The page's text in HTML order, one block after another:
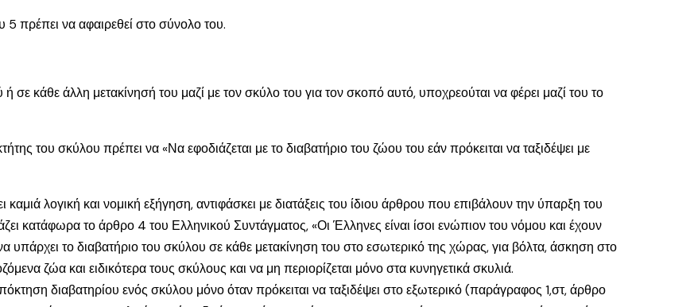
πρέπει να αφαιρεθεί στο σύνολο του.
σε κάθε άλλη μετακίνησή του μαζί με τον σκύλο του για τον σκοπό αυτό, υποχρεούται να φέρει μαζί του το
του σκύλου πρέπει να «Να εφοδιάζεται με το διαβατήριο του ζώου του εάν πρόκειται να ταξιδέψει με
λογική και νομική εξήγηση, αντιφάσκει με διατάξεις του ίδιου άρθρου που επιβάλουν την ύπαρξη του
κατάφωρα το άρθρο 4 του Ελληνικού Συντάγματος, «Οι Έλληνες είναι ίσοι ενώπιον του νόμου και έχουν
υπάρχει το διαβατήριο του σκύλου σε κάθε μετακίνηση του στο εσωτερικό της χώρας, για βόλτα, άσκηση στο
ζώα και ειδικότερα τους σκύλους και να μη περιορίζεται μόνο στα κυνηγετικά σκυλιά.
διαβατηρίου ενός σκύλου μόνο όταν πρόκειται να ταξιδέψει στο εξωτερικό (παράγραφος 1,στ, άρθρο